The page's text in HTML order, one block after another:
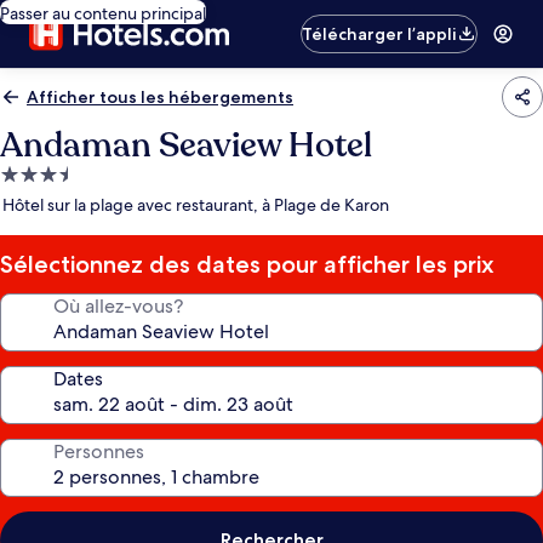
Passer au contenu principal
Télécharger l’appli
Afficher tous les hébergements
Andaman Seaview Hotel
Hébergement
3.5 étoiles
Hôtel sur la plage avec restaurant, à Plage de Karon
Sélectionnez des dates pour afficher les prix
Où allez-vous?
Dates
Personnes